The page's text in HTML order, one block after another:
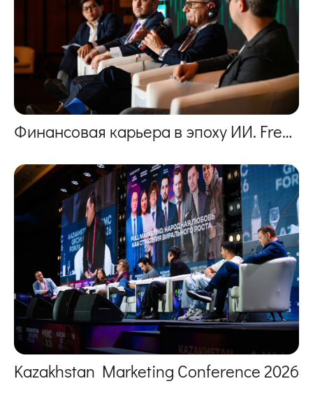
Финансовая карьера в эпоху ИИ. Freedom holding corp.
Kazakhstan Marketing Conference 2026